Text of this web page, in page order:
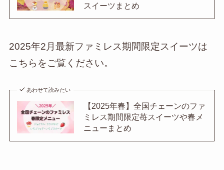
スイーツまとめ
2025年2月最新ファミレス期間限定スイーツは
こちらをご覧ください。
あわせて読みたい
【2025年春】全国チェーンのファ
ミレス期間限定苺スイーツや春メ
ニューまとめ